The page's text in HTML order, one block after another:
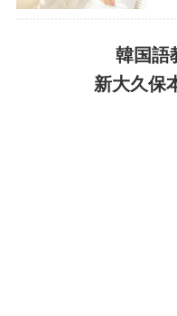
韓国語
新大久保